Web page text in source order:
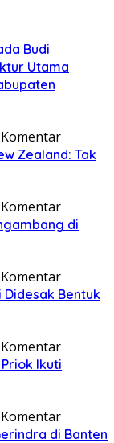
Budi
Utama
Zealand: Tak
di
Didesak Bentuk
Ikuti
di Banten